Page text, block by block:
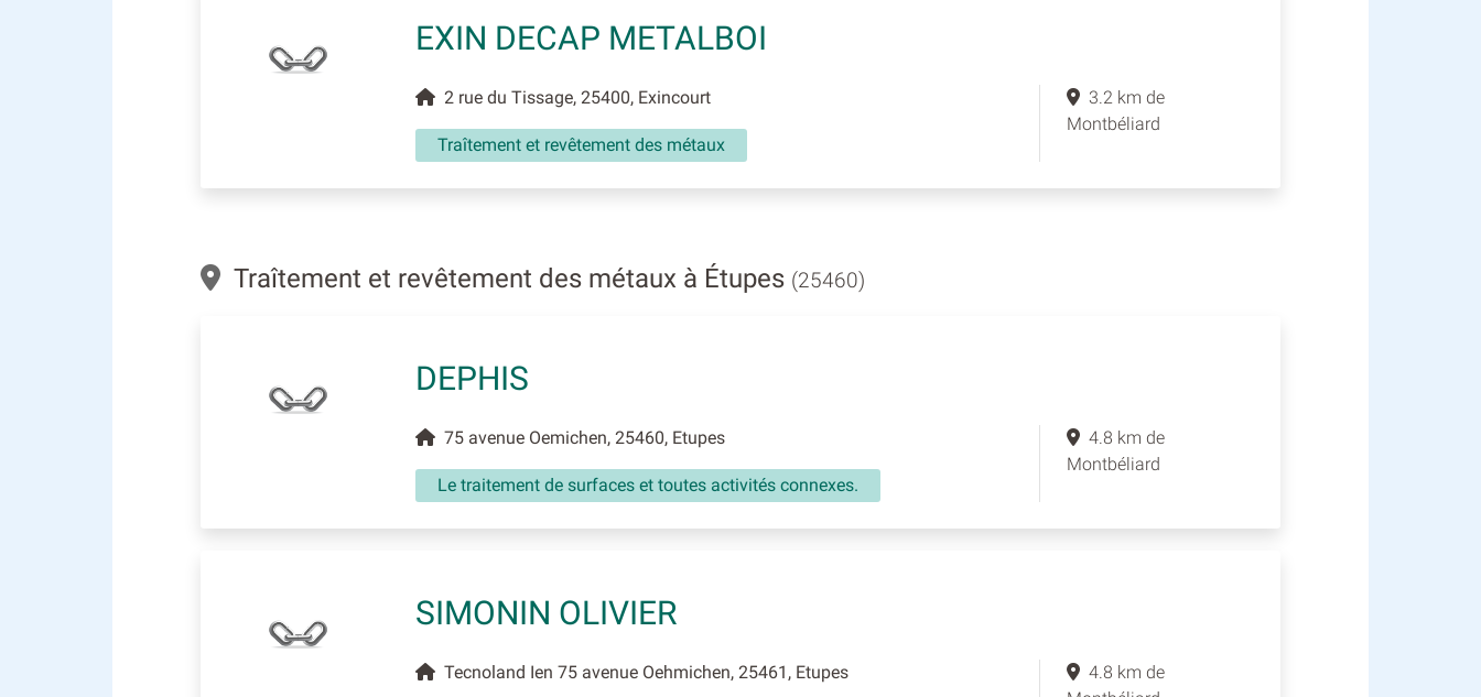
EXIN DECAP METALBOI
2 rue du Tissage, 25400, Exincourt
Traîtement et revêtement des métaux
3.2 km de
Montbéliard
Traîtement et revêtement des métaux à Étupes (25460)
DEPHIS
75 avenue Oemichen, 25460, Etupes
Le traitement de surfaces et toutes activités connexes.
4.8 km de
Montbéliard
SIMONIN OLIVIER
Tecnoland Ien 75 avenue Oehmichen, 25461, Etupes
4.8 km de